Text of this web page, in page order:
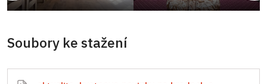
Soubory ke stažení